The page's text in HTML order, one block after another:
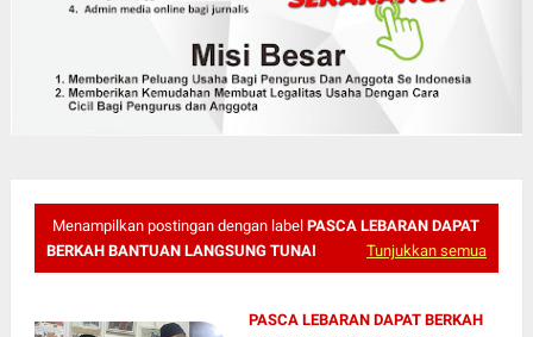
Menampilkan postingan dengan label PASCA LEBARAN DAPAT
BERKAH BANTUAN LANGSUNG TUNAI
Tunjukkan semua
PASCA LEBARAN DAPAT BERKAH